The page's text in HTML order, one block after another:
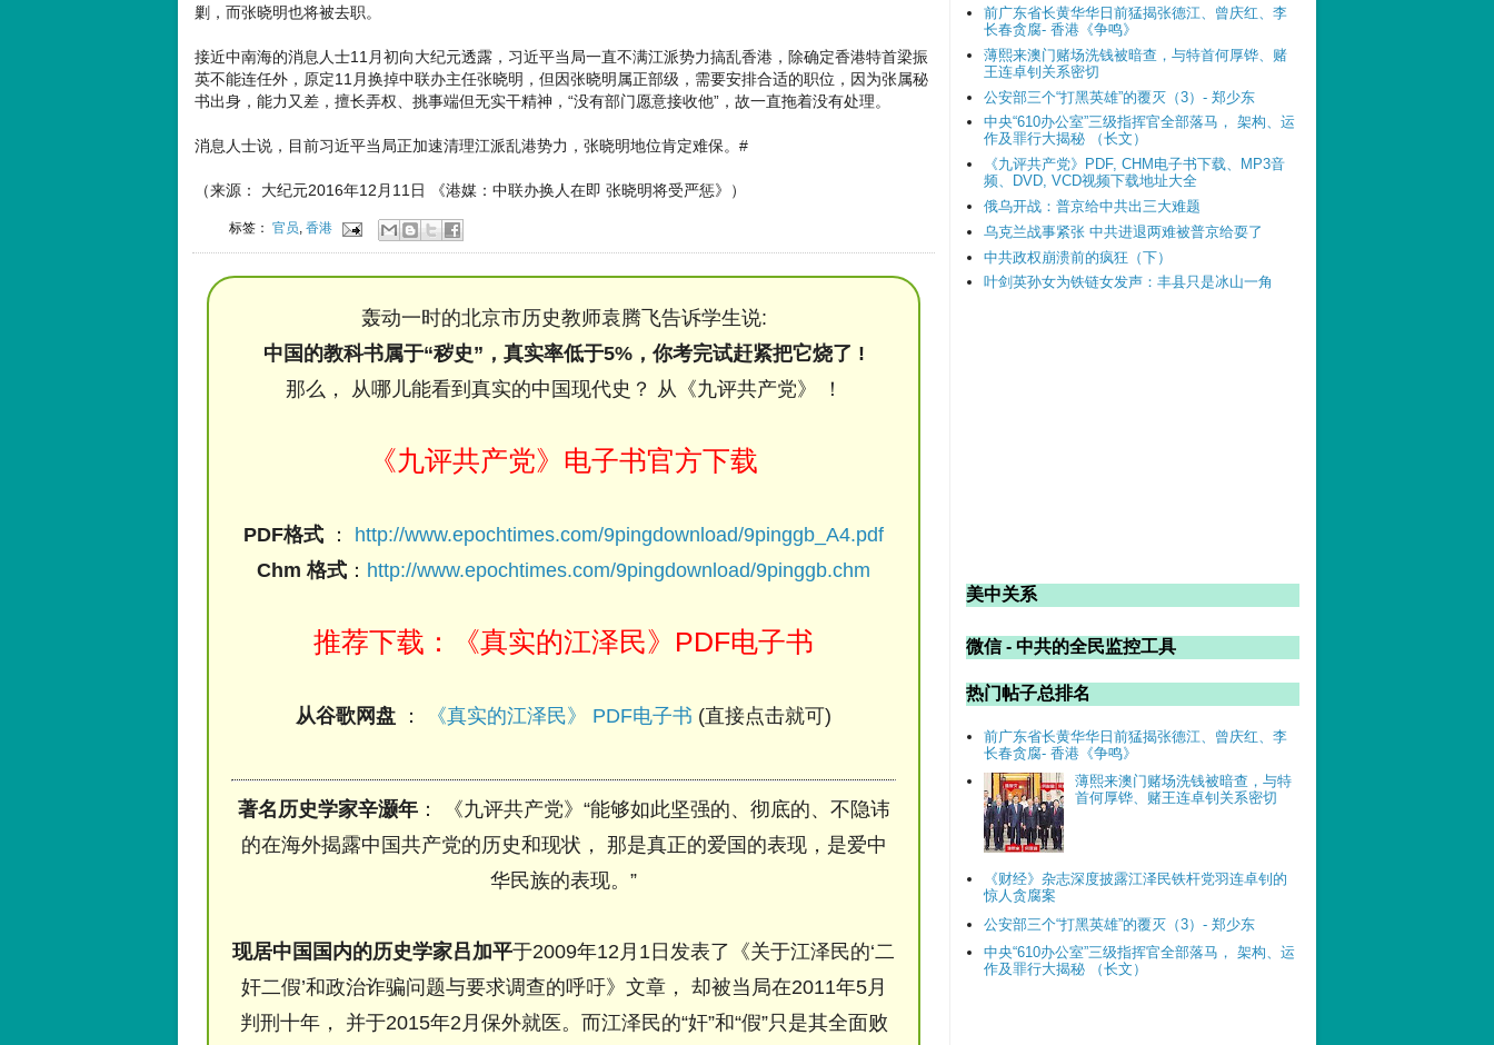
剿，而张晓明也将被去职。
接近中南海的消息人士11月初向大纪元透露，习近平当局一直不满江派势力搞乱香港，除确定香港特首梁振
英不能连任外，原定11月换掉中联办主任张晓明，但因张晓明属正部级，需要安排合适的职位，因为张属秘
书出身，能力又差，擅长弄权、挑事端但无实干精神，“没有部门愿意接收他”，故一直拖着没有处理。
消息人士说，目前习近平当局正加速清理江派乱港势力，张晓明地位肯定难保。#
（来源： 大纪元2016年12月11日 《港媒：中联办换人在即 张晓明将受严惩》）
标签：官员 ,香港
轰动一时的北京市历史教师袁腾飞告诉学生说:
中国的教科书属于“秽史”，真实率低于5%，你考完试赶紧把它烧了 !
那么， 从哪儿能看到真实的中国现代史？ 从《九评共产党》 ！
《九评共产党》电子书官方下载
PDF格式 ： http://www.epochtimes.com/9pingdownload/9pinggb_A4.pdf
Chm 格式 ： http://www.epochtimes.com/9pingdownload/9pinggb.chm
推荐下载：《真实的江泽民》PDF电子书
从谷歌网盘 ： 《真实的江泽民》 PDF电子书 (直接点击就可)
著名历史学家辛灏年： 《九评共产党》“能够如此坚强的、彻底的、不隐讳
的在海外揭露中国共产党的历史和现状， 那是真正的爱国的表现，是爱中
华民族的表现。”
现居中国国内的历史学家吕加平于2009年12月1日发表了《关于江泽民的‘二
奸二假’和政治诈骗问题与要求调查的呼吁》文章， 却被当局在2011年5月
判刑十年， 并于2015年2月保外就医。而江泽民的“奸”和“假”只是其全面败
前广东省长黄华华日前猛揭张德江、曾庆红、李
长春贪腐- 香港《争鸣》
薄熙来澳门赌场洗钱被暗查，与特首何厚铧、赌
王连卓钊关系密切
公安部三个“打黑英雄”的覆灭（3）- 郑少东
中央“610办公室”三级指挥官全部落马， 架构、运
作及罪行大揭秘 （长文）
《九评共产党》PDF, CHM电子书下载、MP3音
频、DVD, VCD视频下载地址大全
俄乌开战：普京给中共出三大难题
乌克兰战事紧张 中共进退两难被普京给耍了
中共政权崩溃前的疯狂（下）
叶剑英孙女为铁链女发声：丰县只是冰山一角
美中关系
微信 - 中共的全民监控工具
热门帖子总排名
前广东省长黄华华日前猛揭张德江、曾庆红、李
长春贪腐- 香港《争鸣》
薄熙来澳门赌场洗钱被暗查，与特
首何厚铧、赌王连卓钊关系密切
《财经》杂志深度披露江泽民铁杆党羽连卓钊的
惊人贪腐案
公安部三个“打黑英雄”的覆灭（3）- 郑少东
中央“610办公室”三级指挥官全部落马， 架构、运
作及罪行大揭秘 （长文）